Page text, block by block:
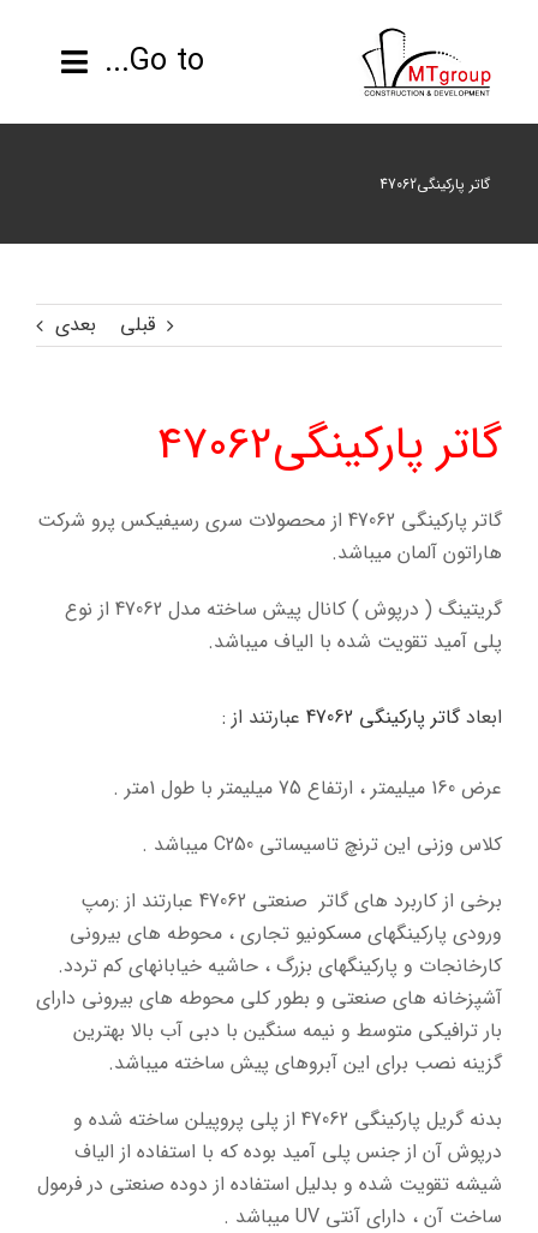
Go to...
گاتر پارکینگی47062
قبلی بعدی
گاتر پارکینگی47062
گاتر پارکینگی 47062 از محصولات سری رسیفیکس پرو شرکت
هاراتون آلمان میباشد.
گریتینگ ( درپوش ) کانال پیش ساخته مدل 47062 از نوع
پلی آمید تقویت شده با الیاف میباشد.
ابعادگاتر پارکینگی 47062 عبارتند از :
عرض 160 میلیمتر ، ارتفاع 75 میلیمتر با طول 1متر .
کلاس وزنی این ترنچ تاسیساتی C250 میباشد .
برخی از کاربرد های گاتر صنعتی 47062 عبارتند از :رمپ
ورودی پارکینگهای مسکونیو تجاری ، محوطه های بیرونی
کارخانجات و پارکینگهای بزرگ ، حاشیه خیابانهای کم تردد.
آشپزخانه های صنعتی و بطور کلی محوطه های بیرونی دارای
بار ترافیکی متوسط و نیمه سنگین با دبی آب بالا بهترین
گزینه نصب برای این آبروهای پیش ساخته میباشد.
بدنه گریل پارکینگی 47062 از پلی پروپیلن ساخته شده و
درپوش آن از جنس پلی آمید بوده که با استفاده از الیاف
شیشه تقویت شده و بدلیل استفاده از دوده صنعتی در فرمول
ساخت آن ، دارای آنتی UV میباشد .